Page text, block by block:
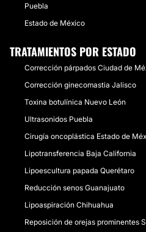
Puebla
Estado de México
TRATAMIENTOS POR ESTADO
Corrección párpados Ciudad de
Corrección ginecomastia Jalisco
Toxina botulínica Nuevo León
Ultrasonidos Puebla
Cirugía oncoplástica Estado de
Lipotransferencia Baja California
Lipoescultura papada Querétaro
Reducción senos Guanajuato
Lipoaspiración Chihuahua
Reposición de orejas prominentes